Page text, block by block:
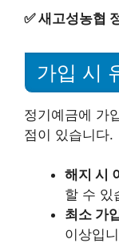
✅새고성농협
가입 시
정기예금에 가
점이 있습니다.
해지 시
할 수 있
최소 가
이상입